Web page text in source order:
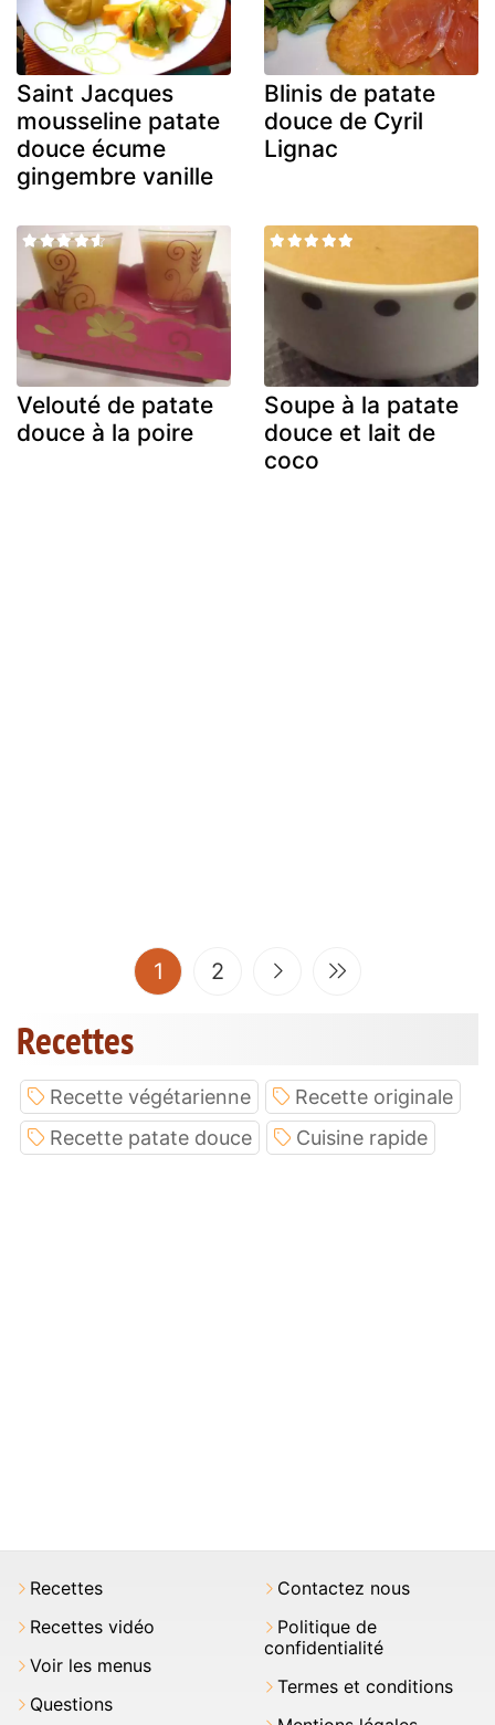
Saint Jacques
mousseline patate
douce écume
gingembre vanille
Blinis de patate
douce de Cyril
Lignac
Velouté de patate
douce à la poire
Soupe à la patate
douce et lait de
coco
1 (current)
2
Recettes
Recette végétarienne
Recette originale
Recette patate douce
Cuisine rapide
Recettes
Recettes vidéo
Voir les menus
Questions
Contactez nous
Politique de
confidentialité
Termes et conditions